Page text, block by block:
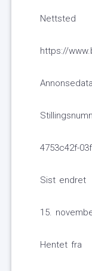
Nettsted
https://
Annonsedata
4753c42f-
Sist endret
15.
Hentet fra